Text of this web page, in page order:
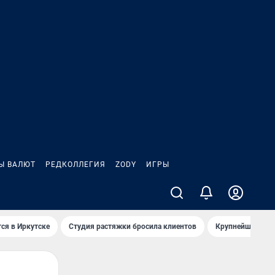
ВАЛЮТ РЕДКОЛЛЕГИЯ ZODY ИГРЫ
в Иркутске Студия растяжки бросила клиентов Крупнейшие